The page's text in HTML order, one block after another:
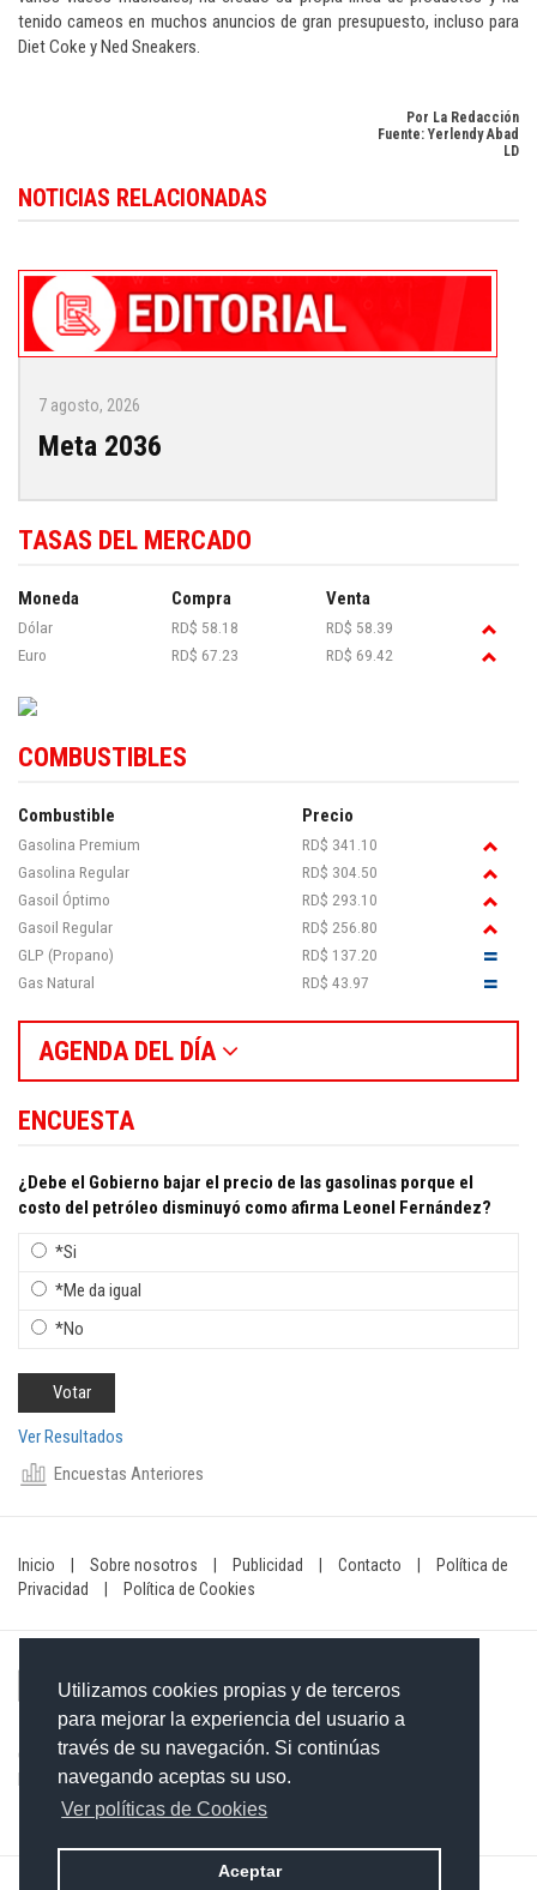
Utilizamos cookies propias y de terceros
para mejorar la experiencia del usuario a
través de su navegación. Si continúas
navegando aceptas su uso.
Ver políticas de Cookies
Aceptar
tenido cameos en muchos anuncios de gran presupuesto, incluso para
Diet Coke y Ned Sneakers.
Por La Redacción
Fuente: Yerlendy Abad
LD
news in English.
NOTICIAS RELACIONADAS
7 agosto, 2026
Meta 2036
TASAS DEL MERCADO
Moneda Compra Venta
Dólar RD$ 58.18
RD$ 58.39
Euro
RD$ 67.23 RD$ 69.42
COMBUSTIBLES
Combustible Precio
Gasolina Premium
RD$ 341.10
Gasolina Regular
RD$ 304.50
Gasoil Óptimo
RD$ 293.10
Gasoil Regular
RD$ 256.80
GLP (Propano)
RD$ 137.20
Gas Natural
RD$ 43.97
AGENDA DEL DÍA
ENCUESTA
¿Debe el Gobierno bajar el precio de las gasolinas porque el
costo del petróleo disminuyó como afirma Leonel Fernández?
*Si
*Me da igual
*No
Ver Resultados
Encuestas Anteriores
Inicio Sobre nosotros Publicidad Contacto
Política de
Privacidad
Política de Cookies
Contacto: 849-754-4472
Email:redaccionxtra@gmail.com/ redaccionextra@gmail.com